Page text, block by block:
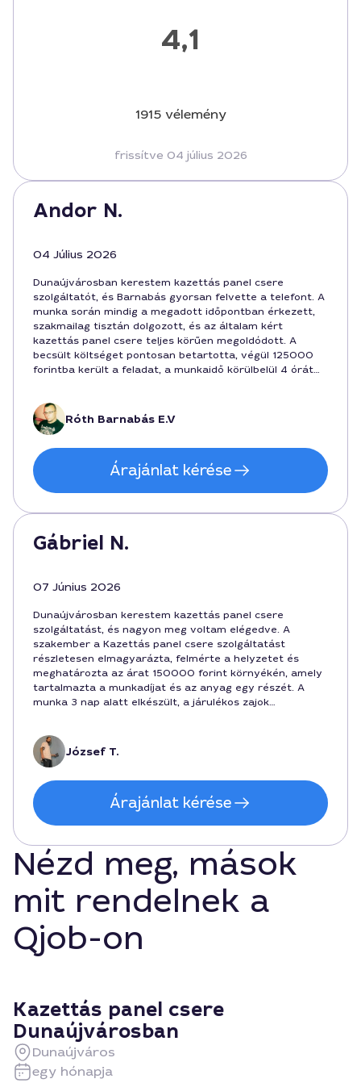
4,1
1915 vélemény
frissítve 04 július 2026
Andor N.
04 Július 2026
Dunaújvárosban kerestem kazettás panel csere
szolgáltatót, és Barnabás gyorsan felvette a telefont. A
munka során mindig a megadott időpontban érkezett,
szakmailag tisztán dolgozott, és az általam kért
kazettás panel csere teljes körűen megoldódott. A
becsült költséget pontosan betartotta, végül 125000
forintba került a feladat, a munkaidő körülbelül 4 órát
Róth Barnabás E.V
Árajánlat kérése
Gábriel N.
07 Június 2026
Dunaújvárosban kerestem kazettás panel csere
szolgáltatást, és nagyon meg voltam elégedve. A
szakember a Kazettás panel csere szolgáltatást
részletesen elmagyarázta, felmérte a helyzetet és
meghatározta az árat 150000 forint környékén, amely
tartalmazta a munkadíjat és az anyag egy részét. A
munka 3 nap alatt elkészült, a járulékos zajok
József T.
Árajánlat kérése
Nézd meg, mások
mit rendelnek a
Qjob-on
Kazettás panel csere
Dunaújvárosban
Dunaújváros
egy hónapja